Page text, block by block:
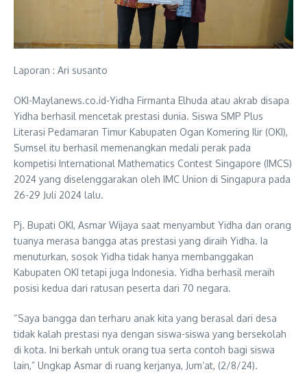
Laporan : Ari susanto
OKI-Maylanews.co.id-Yidha Firmanta Elhuda atau akrab disapa
Yidha berhasil mencetak prestasi dunia. Siswa SMP Plus
Literasi Pedamaran Timur Kabupaten Ogan Komering Ilir (OKI),
Sumsel itu berhasil memenangkan medali perak pada
kompetisi International Mathematics Contest Singapore (IMCS)
2024 yang diselenggarakan oleh IMC Union di Singapura pada
26-29 Juli 2024 lalu.
Pj. Bupati OKI, Asmar Wijaya saat menyambut Yidha dan orang
tuanya merasa bangga atas prestasi yang diraih Yidha. Ia
menuturkan, sosok Yidha tidak hanya membanggakan
Kabupaten OKI tetapi juga Indonesia. Yidha berhasil meraih
posisi kedua dari ratusan peserta dari 70 negara.
“Saya bangga dan terharu anak kita yang berasal dari desa
tidak kalah prestasi nya dengan siswa-siswa yang bersekolah
di kota. Ini berkah untuk orang tua serta contoh bagi siswa
lain,” Ungkap Asmar di ruang kerjanya, Jum’at, (2/8/24).